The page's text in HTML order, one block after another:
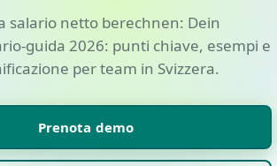
salario netto berechnen: Dein
guida 2026: punti chiave, esempi e
per team in Svizzera.
Prenota demo